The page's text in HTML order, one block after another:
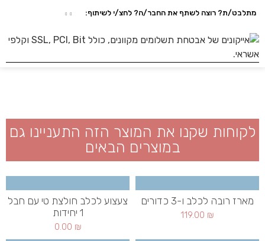
מתלבט/ת? רוצה לשתף את החבר/ה? לחצ/י לשיתוף:
לקוחות שקנו את המוצר הזה התעניינו גם
במוצרים הבאים
מארז רובה לכלב ו-3 כדורים
119.00 ₪
צעצוע לכלב חולצת טי עם חבל
1 יחידות
0.00 ₪